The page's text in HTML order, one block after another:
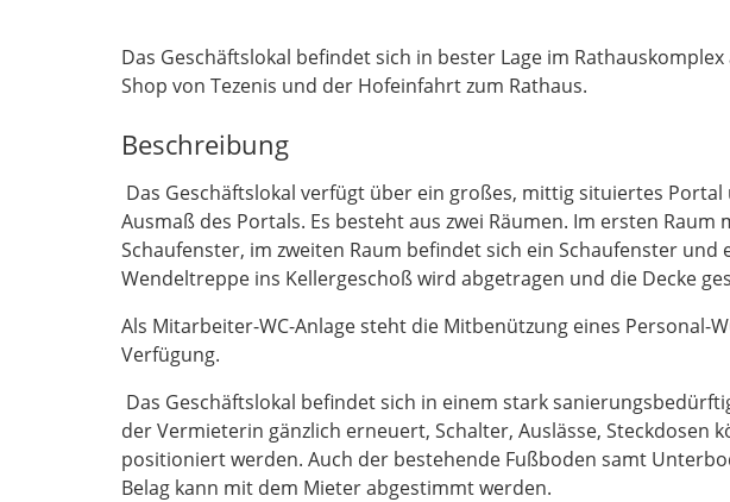
Das Geschäftslokal befindet sich in bester Lage im
Shop von Tezenis und der Hofeinfahrt zum Rathaus.
Beschreibung
Das Geschäftslokal verfügt über ein großes, mittig situiertes
Ausmaß des Portals. Es besteht aus zwei Räumen. Im ersten
Schaufenster, im zweiten Raum befindet sich ein Schaufenster
Wendeltreppe ins Kellergeschoß wird abgetragen und die Decke
Als Mitarbeiter-WC-Anlage steht die Mitbenützung eines Personal-
Verfügung.
Das Geschäftslokal befindet sich in einem stark
der Vermieterin gänzlich erneuert, Schalter, Auslässe,
positioniert werden. Auch der bestehende Fußboden samt
Belag kann mit dem Mieter abgestimmt werden.